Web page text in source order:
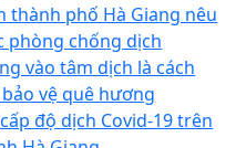
thành phố Hà Giang nêu
phòng chống dịch
vào tâm dịch là cách
vệ quê hương
độ dịch Covid-19 trên